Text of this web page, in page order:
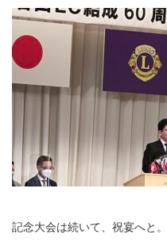
記念大会は続いて、祝宴へと。